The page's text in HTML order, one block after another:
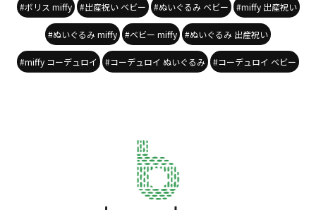
#ボリス miffy #出産祝い ベビー #ぬいぐるみ ベビー #miffy 出産祝い
#ぬいぐるみ miffy #ベビー miffy #ぬいぐるみ 出産祝い
#miffy コーデュロイ #コーデュロイ ぬいぐるみ #コーデュロイ ベビー